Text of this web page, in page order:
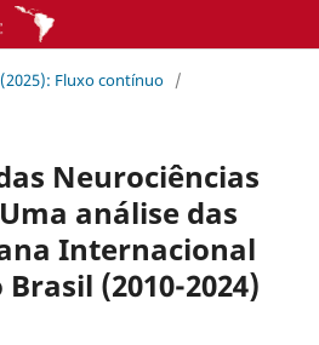
Fluxo contínuo /
Neurociências
análise das
Internacional
(2010-2024)